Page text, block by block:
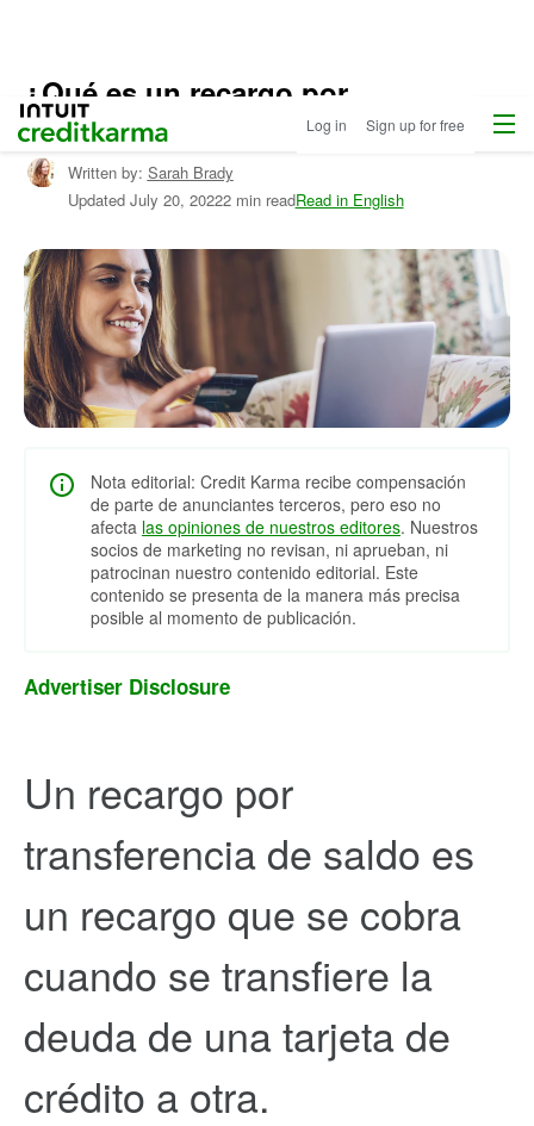
Intuit Credit Karma Log in Sign up for free Menu
¿Qué es un recargo por
transferencia de saldo?
Written by: Sarah Brady
Updated July 20, 20222 min readRead in English
Nota editorial: Credit Karma recibe compensación
de parte de anunciantes terceros, pero eso no
afecta las opiniones de nuestros editores. Nuestros
socios de marketing no revisan, ni aprueban, ni
patrocinan nuestro contenido editorial. Este
contenido se presenta de la manera más precisa
posible al momento de publicación.
Advertiser Disclosure
Un recargo por
transferencia de saldo es
un recargo que se cobra
cuando se transfiere la
deuda de una tarjeta de
crédito a otra.